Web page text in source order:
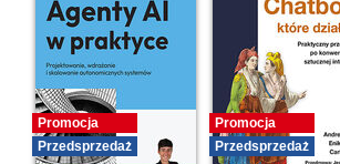
Promocja
Przedsprzedaż
Promocja
Przedsprzedaż